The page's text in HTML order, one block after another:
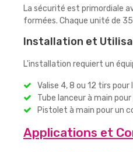
La sécurité est primordiale
formées. Chaque unité de
Installation et
L'installation requiert un
Valise 4, 8 ou 12 tirs
Tube lanceur à main
Pistolet à main pour un
Applications et